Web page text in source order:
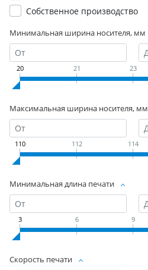
Собственное производство
Минимальная ширина носителя, мм
20 21 23
Максимальная ширина носителя, мм
110 112 114
Минимальная длина печати
3 6 9
Скорость печати